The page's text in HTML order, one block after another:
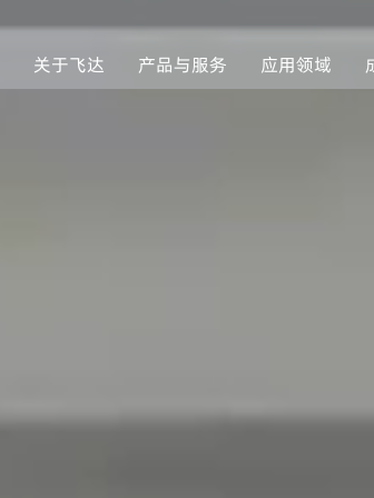
关于飞达 产品与服务 应用领域